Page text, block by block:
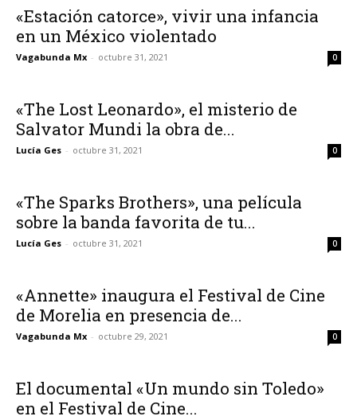
«Estación catorce», vivir una infancia
en un México violentado
Vagabunda Mx - octubre 31, 2021 0
«The Lost Leonardo», el misterio de
Salvator Mundi la obra de...
Lucía Ges - octubre 31, 2021 0
«The Sparks Brothers», una película
sobre la banda favorita de tu...
Lucía Ges - octubre 31, 2021 0
«Annette» inaugura el Festival de Cine
de Morelia en presencia de...
Vagabunda Mx - octubre 29, 2021 0
El documental «Un mundo sin Toledo»
en el Festival de Cine...